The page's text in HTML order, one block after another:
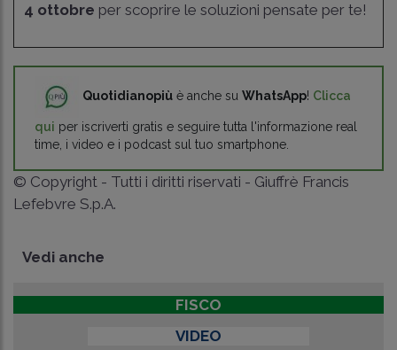
4 ottobre per scoprire le soluzioni pensate per te!
Quotidianopiù è anche su WhatsApp! Clicca
qui per iscriverti gratis e seguire tutta l'informazione real
time, i video e i podcast sul tuo smartphone.
© Copyright - Tutti i diritti riservati - Giuffrè Francis
Lefebvre S.p.A.
Vedi anche
FISCO
VIDEO